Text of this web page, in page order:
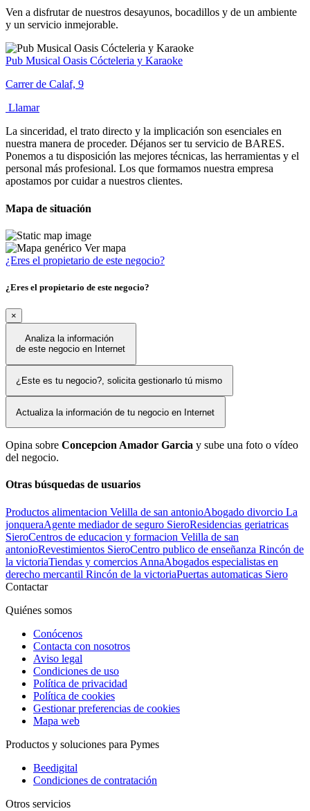
Ven a disfrutar de nuestros desayunos, bocadillos y de un ambiente
y un servicio inmejorable.
Pub Musical Oasis Cócteleria y Karaoke
Carrer de Calaf, 9
Llamar
La sinceridad, el trato directo y la implicación son esenciales en
nuestra manera de proceder. Déjanos ser tu servicio de BARES.
Ponemos a tu disposición las mejores técnicas, las herramientas y el
personal más profesional. Los que formamos nuestra empresa
apostamos por cuidar a nuestros clientes.
Mapa de situación
Ver mapa
¿Eres el propietario de este negocio?
¿Eres el propietario de este negocio?
×
Analiza la información
de este negocio en Internet
¿Este es tu negocio?, solicita gestionarlo tú mismo
Actualiza la información de tu negocio en Internet
Opina sobre Concepcion Amador Garcia y sube una foto o vídeo
del negocio.
Otras búsquedas de usuarios
Productos alimentacion Velilla de san antonioAbogado divorcio La
jonqueraAgente mediador de seguro SieroResidencias geriatricas
SieroCentros de educacion y formacion Velilla de san
antonioRevestimientos SieroCentro publico de enseñanza Rincón de
la victoriaTiendas y comercios AnnaAbogados especialistas en
derecho mercantil Rincón de la victoriaPuertas automaticas Siero
Contactar
Quiénes somos
Conócenos
Contacta con nosotros
Aviso legal
Condiciones de uso
Política de privacidad
Política de cookies
Gestionar preferencias de cookies
Mapa web
Productos y soluciones para Pymes
Beedigital
Condiciones de contratación
Otros servicios